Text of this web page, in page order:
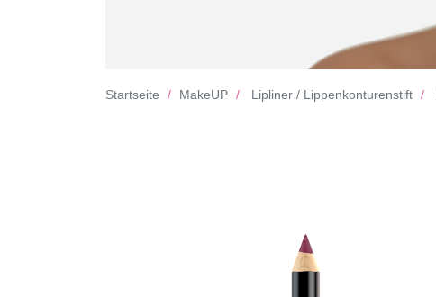
Startseite MakeUP Lipliner / Lippenkonturenstift